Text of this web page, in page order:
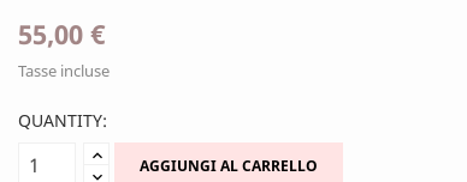
55,00 €
Tasse incluse
QUANTITY:
AGGIUNGI AL CARRELLO